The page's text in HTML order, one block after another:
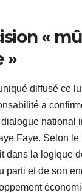
«
»
diffusé ce
a
national
Faye. Selon le
dans la logique
parti et de son